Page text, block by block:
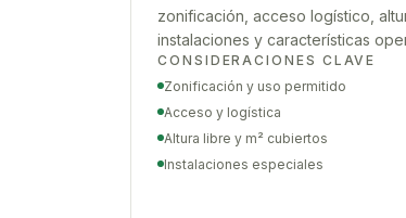
zonificación, acceso logístico,
instalaciones y características
CONSIDERACIONES CLAVE
Zonificación y uso permitido
Acceso y logística
Altura libre y m² cubiertos
Instalaciones especiales